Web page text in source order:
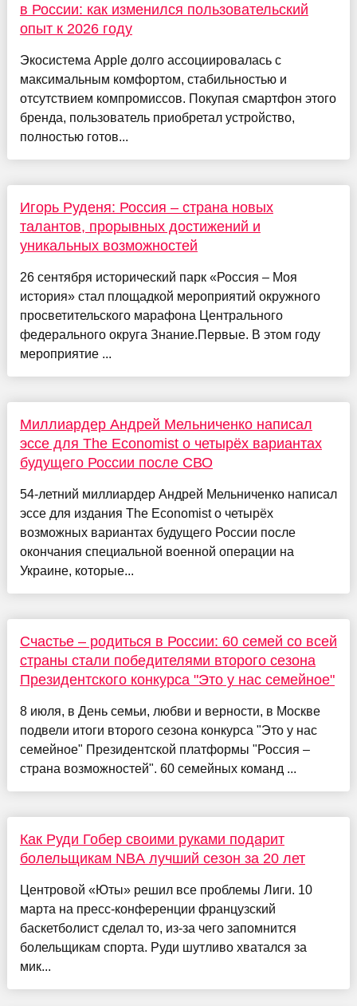
в России: как изменился пользовательский
опыт к 2026 году
Экосистема Apple долго ассоциировалась с
максимальным комфортом, стабильностью и
отсутствием компромиссов. Покупая смартфон этого
бренда, пользователь приобретал устройство,
полностью готов...
Игорь Руденя: Россия – страна новых
талантов, прорывных достижений и
уникальных возможностей
26 сентября исторический парк «Россия – Моя
история» стал площадкой мероприятий окружного
просветительского марафона Центрального
федерального округа Знание.Первые. В этом году
мероприятие ...
Миллиардер Андрей Мельниченко написал
эссе для The Economist о четырёх вариантах
будущего России после СВО
54-летний миллиардер Андрей Мельниченко написал
эссе для издания The Economist о четырёх
возможных вариантах будущего России после
окончания специальной военной операции на
Украине, которые...
Счастье – родиться в России: 60 семей со всей
страны стали победителями второго сезона
Президентского конкурса "Это у нас семейное"
8 июля, в День семьи, любви и верности, в Москве
подвели итоги второго сезона конкурса "Это у нас
семейное" Президентской платформы "Россия –
страна возможностей". 60 семейных команд ...
Как Руди Гобер своими руками подарит
болельщикам NBA лучший сезон за 20 лет
Центровой «Юты» решил все проблемы Лиги. 10
марта на пресс-конференции французский
баскетболист сделал то, из-за чего запомнится
болельщикам спорта. Руди шутливо хватался за
мик...